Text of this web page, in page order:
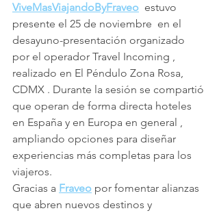
ViveMasViajandoByFraveo estuvo
presente el 25 de noviembre  en el
desayuno-presentación organizado
por el operador Travel Incoming ,
realizado en El Péndulo Zona Rosa,
CDMX . Durante la sesión se compartió
que operan de forma directa hoteles
en España y en Europa en general ,
ampliando opciones para diseñar
experiencias más completas para los
viajeros.
Gracias a Fraveo por fomentar alianzas
que abren nuevos destinos y